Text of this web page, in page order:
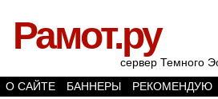
Рамот.ру
сервер Темного
О САЙТЕ
БАННЕРЫ РЕКОМЕНДУЮ